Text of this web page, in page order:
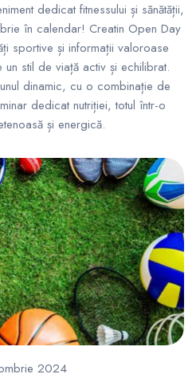
dedicat fitnessului și sănătății,
în calendar! Creatin Open Day
sportive și informații valoroase
stil de viață activ și echilibrat.
dinamic, cu o combinație de
dedicat nutriției, totul într-o
și energică.
2024